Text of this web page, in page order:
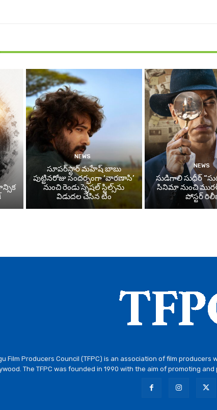
NEWS
సూప‌ర్‌స్టార్ మహేష్ బాబు
పుట్టినరోజు సందర్భంగా ‘వారణాసి’
నుంచి రెండు స్పెషల్ స్టిల్స్‌ను
విడుదల చేసిన టీం
NEWS
సుడిగాలి సుధీర్
సినిమా నుంచి
పోస్టర్
Film Producers Council (TFPC) is an association of film producers
The TFPC was founded in 1990 with the aim of promoting